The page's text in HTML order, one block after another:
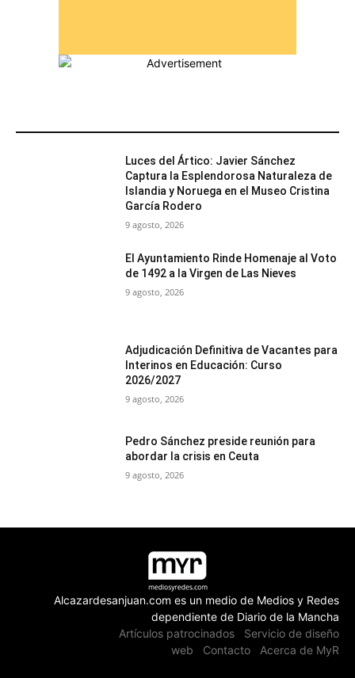
Luces del Ártico: Javier Sánchez
Captura la Esplendorosa Naturaleza de
Islandia y Noruega en el Museo Cristina
García Rodero
9 agosto, 2026
El Ayuntamiento Rinde Homenaje al Voto
de 1492 a la Virgen de Las Nieves
9 agosto, 2026
Adjudicación Definitiva de Vacantes para
Interinos en Educación: Curso
2026/2027
9 agosto, 2026
Pedro Sánchez preside reunión para
abordar la crisis en Ceuta
9 agosto, 2026
Alcazardesanjuan.com es un medio de Medios y Redes
dependiente de Diario de la Mancha
Artículos patrocinados
Servicio de diseño
web
Contacto Acerca de MyR